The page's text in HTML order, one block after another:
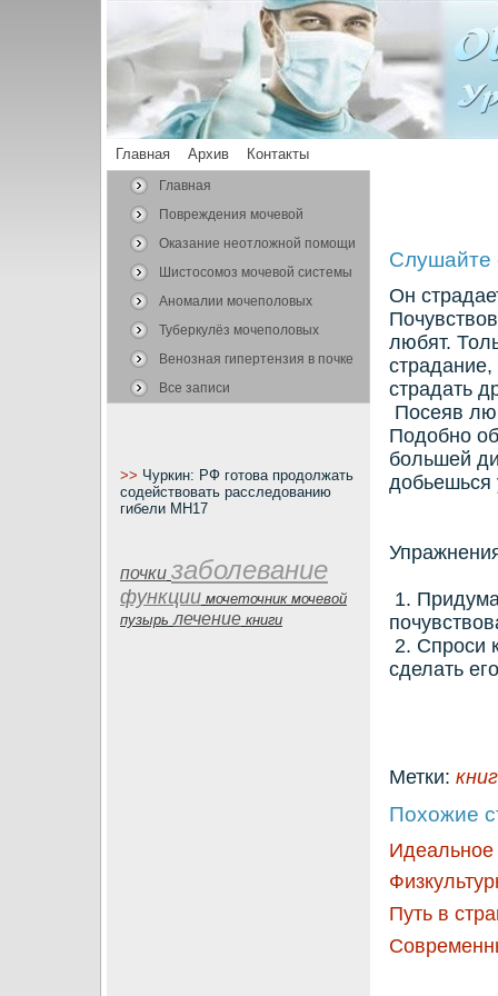
Главная Архив Контакты
Главная
Повреждения мочевой
системы
Оказание неотложной помощи
Шистосомоз мочевой системы
Аномалии мочеполовых
органов
Туберкулёз мочеполовых
органов
Венозная гипертензия в почке
Все записи
>> Чуркин: РФ готова продолжать
содействовать расследованию
гибели MH17
почки заболевание
функции мочеточник мочевой
пузырь лечение книги
Слушайте
Он
любят.
страдать
Посеяв
Подобно
большей
добьешься
1.
2. Спроси
сделать
Метки:
Похожие
Идеальное
Путь в